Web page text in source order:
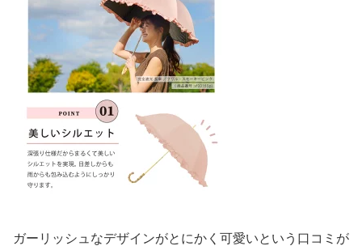
ガーリッシュなデザインがとにかく可愛いという口コミが